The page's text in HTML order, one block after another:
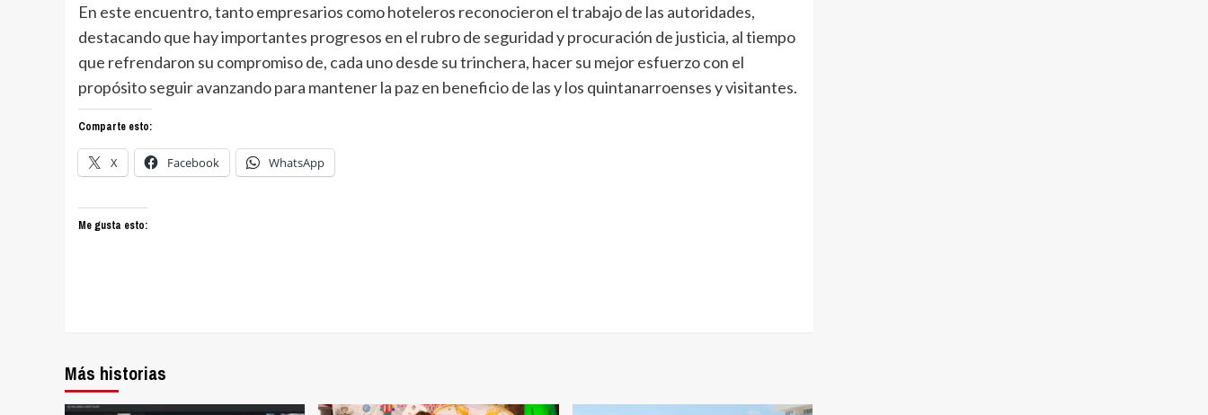
En este encuentro, tanto empresarios como hoteleros reconocieron el trabajo de las autoridades,
destacando que hay importantes progresos en el rubro de seguridad y procuración de justicia, al tiempo
que refrendaron su compromiso de, cada uno desde su trinchera, hacer su mejor esfuerzo con el
propósito seguir avanzando para mantener la paz en beneficio de las y los quintanarroenses y visitantes.
Comparte esto:
X Facebook WhatsApp
Me gusta esto:
Más historias